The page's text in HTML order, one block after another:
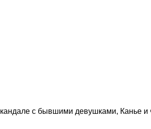
с бывшими девушками, Канье